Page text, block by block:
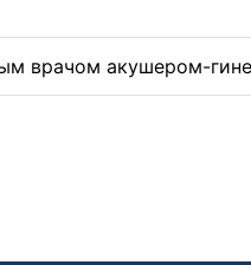
врачом акушером-